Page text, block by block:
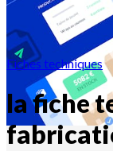
Fiches techniques
la fiche